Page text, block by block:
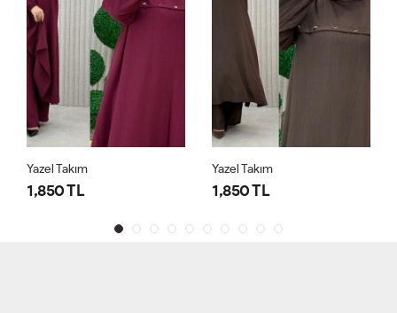
Yazel Takım
1,850 TL
Yazel Takım
1,850 TL